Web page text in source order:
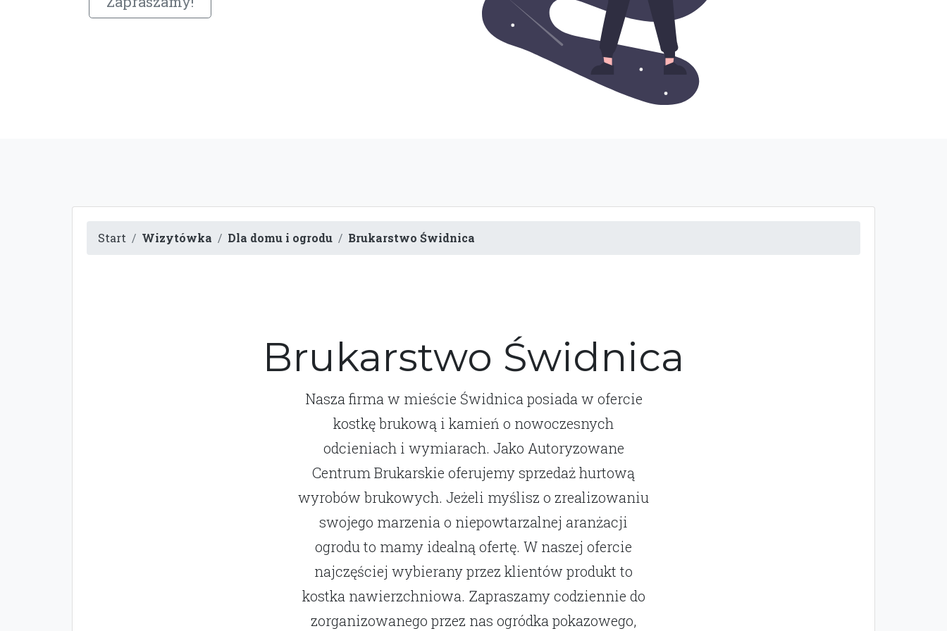
Start Wizytówka Dla domu i ogrodu Brukarstwo Świdnica
Brukarstwo Świdnica
Nasza firma w mieście Świdnica posiada w ofercie
kostkę brukową i kamień o nowoczesnych
odcieniach i wymiarach. Jako Autoryzowane
Centrum Brukarskie oferujemy sprzedaż hurtową
wyrobów brukowych. Jeżeli myślisz o zrealizowaniu
swojego marzenia o niepowtarzalnej aranżacji
ogrodu to mamy idealną ofertę. W naszej ofercie
najczęściej wybierany przez klientów produkt to
kostka nawierzchniowa. Zapraszamy codziennie do
zorganizowanego przez nas ogródka pokazowego,